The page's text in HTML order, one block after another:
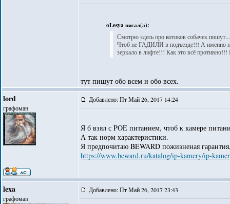
oLesya писал(а):
Смотрю здесь про котиков собачек
Чтоб не ГАДИЛИ в подъезде!!! А именно не
зеркало в лифте!!! Как это всё противно!!!
тут пишут обо всем и обо всех.
lord
графоман
Добавлено: Пт Май 26, 2017 14:24
Я б взял с POE питанием, чтоб к камере
А так норм характеристики.
Я предпочитаю BEWARD пожизненая
https://www.beward.ru/katalog/ip-kamery/ip-
lexa
графоман
Добавлено: Пт Май 26, 2017 23:43